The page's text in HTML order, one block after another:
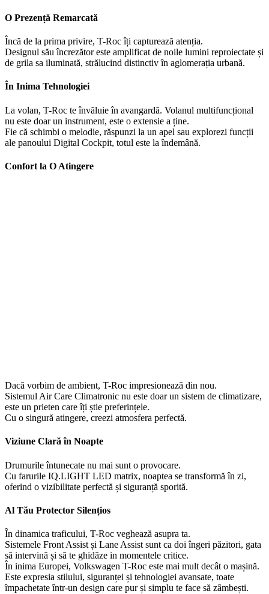
O Prezență Remarcată
Încă de la prima privire, T-Roc îți capturează atenția.
Designul său încrezător este amplificat de noile lumini reproiectate și
de grila sa iluminată, strălucind distinctiv în aglomerația urbană.
În Inima Tehnologiei
La volan, T-Roc te învăluie în avangardă. Volanul multifuncțional
nu este doar un instrument, este o extensie a ține.
Fie că schimbi o melodie, răspunzi la un apel sau explorezi funcții
ale panoului Digital Cockpit, totul este la îndemână.
Confort la O Atingere
Dacă vorbim de ambient, T-Roc impresionează din nou.
Sistemul Air Care Climatronic nu este doar un sistem de climatizare,
este un prieten care îți știe preferințele.
Cu o singură atingere, creezi atmosfera perfectă.
Viziune Clară în Noapte
Drumurile întunecate nu mai sunt o provocare.
Cu farurile IQ.LIGHT LED matrix, noaptea se transformă în zi,
oferind o vizibilitate perfectă și siguranță sporită.
Al Tău Protector Silențios
În dinamica traficului, T-Roc veghează asupra ta.
Sistemele Front Assist și Lane Assist sunt ca doi îngeri păzitori, gata
să intervină și să te ghidăze in momentele critice.
În inima Europei, Volkswagen T-Roc este mai mult decât o mașină.
Este expresia stilului, siguranței și tehnologiei avansate, toate
împachetate într-un design care pur și simplu te face să zâmbești.